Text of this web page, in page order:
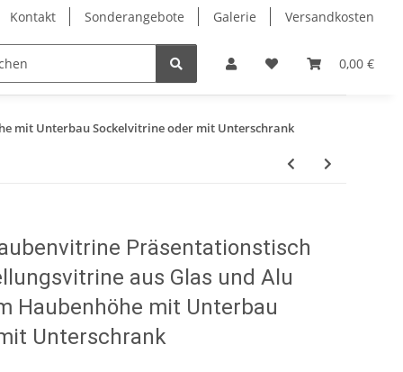
Kontakt Sonderangebote Galerie Versandkosten
0,00 €
Eckvitrinen Hochglanz Design Vitrinen
mit Unterbau Sockelvitrine oder mit Unterschrank
Präsentationstisch
aus Glas und Alu
Haubenhöhe mit Unterbau
Unterschrank